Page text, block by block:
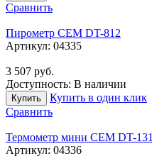
Сравнить
Пирометр CEM DT-812
Артикул: 04335
3 507 руб.
Доступность: В наличии
Купить
Купить в один клик
Сравнить
Термометр мини CEM DT-131
Артикул: 04336